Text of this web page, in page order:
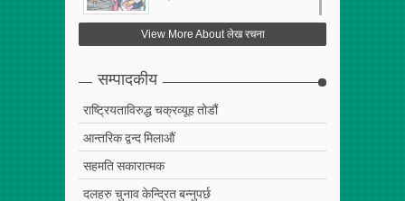
फेरि अर्को गलत सहमति
View More About लेख रचना
सम्पादकीय
राष्ट्रियताविरुद्ध चक्रव्यूह तोडौं
आन्तरिक द्वन्द मिलाऔं
सहमति सकारात्मक
दलहरु चुनाव केन्द्रित बन्नुपर्छ